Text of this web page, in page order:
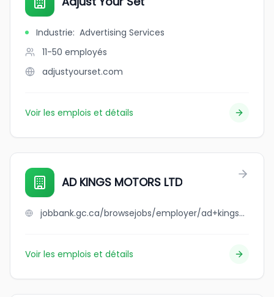
Industrie: Advertising Services
11-50 employés
adjustyourset.com
Voir les emplois et détails
AD KINGS MOTORS LTD
jobbank.gc.ca/browsejobs/employer/ad+kings+motors+ltd/ca
Voir les emplois et détails